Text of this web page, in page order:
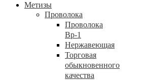
Метизы
Проволока
Проволока
Вр-1
Нержавеющая
Торговая
обыкновенного
качества